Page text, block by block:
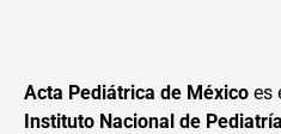
Acta Pediátrica de México es
Instituto Nacional de Pediatría